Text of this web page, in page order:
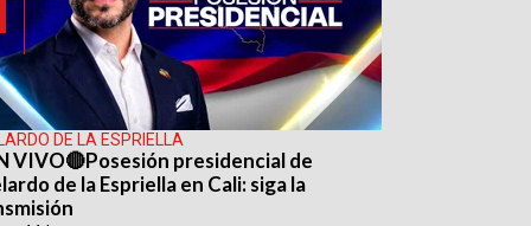
DE LA ESPRIELLA
VIVO🔴Posesión presidencial de
de la Espriella en Cali: siga la